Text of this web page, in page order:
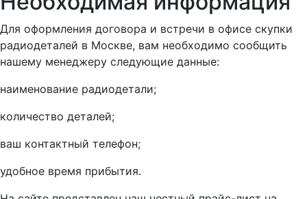
Для оформления договора и встречи в офисе скупки
радиодеталей в Москве, вам необходимо сообщить
нашему менеджеру следующие данные:
наименование радиодетали;
количество деталей;
ваш контактный телефон;
удобное время прибытия.